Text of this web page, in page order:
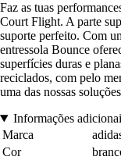
Faz as tuas
Court Flight. A parte
suporte perfeito. Com
entressola Bounce
superfícies duras e
reciclados, com pelo
uma das nossas
Informações
Marca
Cor